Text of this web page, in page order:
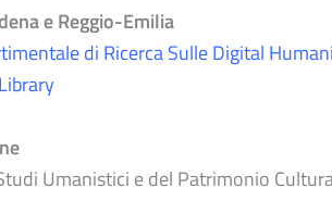
e Reggio-Emilia
di Ricerca Sulle Digital
Umanistici e del Patrimonio